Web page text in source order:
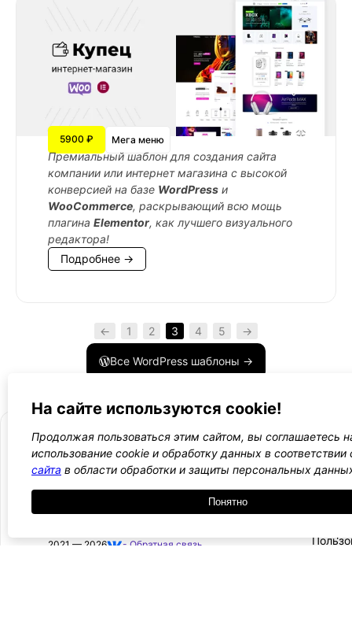
5900 ₽ Мега меню
Премиальный шаблон для создания сайта
компании или интернет магазина с высокой
конверсией на базе WordPress и
WooCommerce, раскрывающий всю мощь
плагина Elementor, как лучшего визуального
редактора!
Подробнее →
← 1 2 3 4 5 →
Все WordPress шаблоны →
WordPress лаборатория
2021 — 2026 - Обратная связь
и
На сайте используются cookie!
Продолжая пользоваться этим сайтом, вы соглашаетесь
использование cookie и обработку данных в соответствии
сайта в области обработки и защиты персональных
Понятно